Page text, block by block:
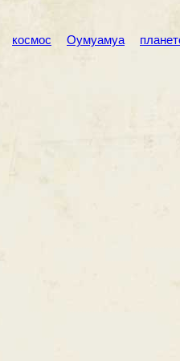
космос Оумуамуа